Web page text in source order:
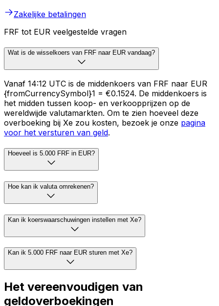
Zakelijke betalingen
FRF tot EUR veelgestelde vragen
Wat is de wisselkoers van FRF naar EUR vandaag?
Vanaf 14:12 UTC is de middenkoers van FRF naar EUR
{fromCurrencySymbol}1 = €0.1524. De middenkoers is
het midden tussen koop- en verkoopprijzen op de
wereldwijde valutamarkten. Om te zien hoeveel deze
overboeking bij Xe zou kosten, bezoek je onze pagina
voor het versturen van geld.
Hoeveel is 5.000 FRF in EUR?
Hoe kan ik valuta omrekenen?
Kan ik koerswaarschuwingen instellen met Xe?
Kan ik 5.000 FRF naar EUR sturen met Xe?
Het vereenvoudigen van
geldoverboekingen